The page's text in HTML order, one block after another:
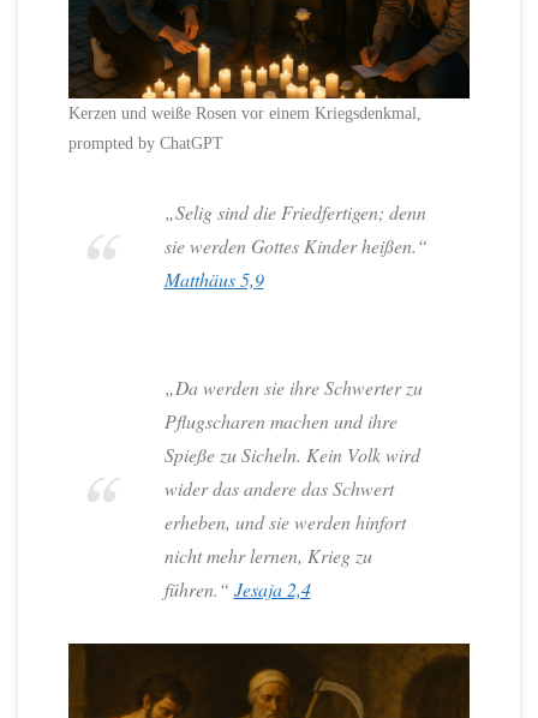
Kerzen und weiße Rosen vor einem Kriegsdenkmal,
prompted by ChatGPT
„Selig sind die Friedfertigen; denn
sie werden Gottes Kinder heißen.“
Matthäus 5,9
„Da werden sie ihre Schwerter zu
Pflugscharen machen und ihre
Spieße zu Sicheln. Kein Volk wird
wider das andere das Schwert
erheben, und sie werden hinfort
nicht mehr lernen, Krieg zu
führen.“ Jesaja 2,4